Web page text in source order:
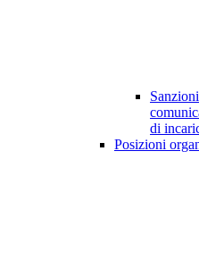
di
Posizioni